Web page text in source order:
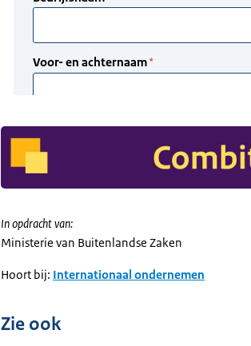
In opdracht van:
Ministerie van Buitenlandse Zaken
Hoort bij: Internationaal ondernemen
Zie ook